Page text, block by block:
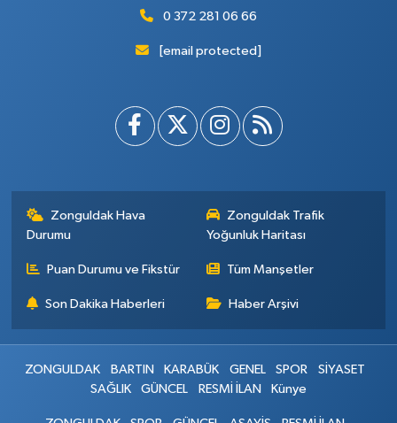
0 372 281 06 66
[email protected]
Zonguldak Hava
Durumu
Zonguldak Trafik
Yoğunluk Haritası
Puan Durumu ve Fikstür Tüm Manşetler
Son Dakika Haberleri Haber Arşivi
ZONGULDAK BARTIN KARABÜK GENEL SPOR
SİYASET
SAĞLIK
GÜNCEL RESMİ İLAN Künye